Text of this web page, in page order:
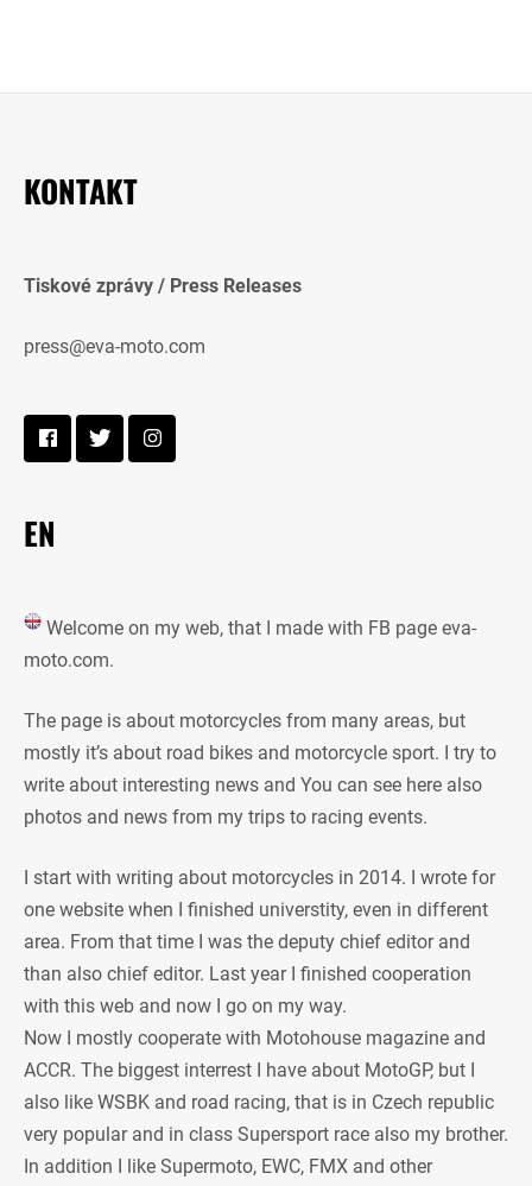
KONTAKT
Tiskové zprávy / Press Releases
press@eva-moto.com
EN
Welcome on my web, that I made with FB page eva-
moto.com.
The page is about motorcycles from many areas, but
mostly it’s about road bikes and motorcycle sport. I try to
write about interesting news and You can see here also
photos and news from my trips to racing events.
I start with writing about motorcycles in 2014. I wrote for
one website when I finished universtity, even in different
area. From that time I was the deputy chief editor and
than also chief editor. Last year I finished cooperation
with this web and now I go on my way.
Now I mostly cooperate with Motohouse magazine and
ACCR. The biggest interrest I have about MotoGP, but I
also like WSBK and road racing, that is in Czech republic
very popular and in class Supersport race also my brother.
In addition I like Supermoto, EWC, FMX and other